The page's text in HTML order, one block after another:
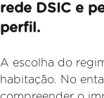
rede DSIC e
perfil.
A escolha do
habitação. No